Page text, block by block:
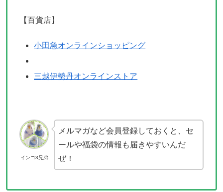
【百貨店】
小田急オンラインショッピング
三越伊勢丹オンラインストア
インコ3兄弟
メルマガなど会員登録しておくと、セ
ールや福袋の情報も届きやすいんだ
ぜ！